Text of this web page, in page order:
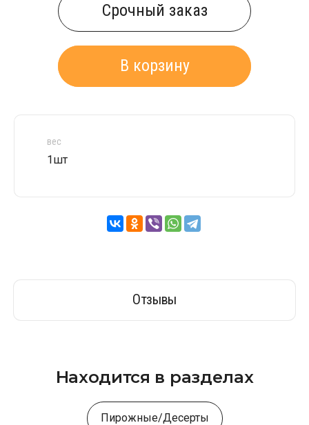
В корзину
Cрочный заказ
вес
1шт
Отзывы
Находится в разделах
Пирожные/Десерты